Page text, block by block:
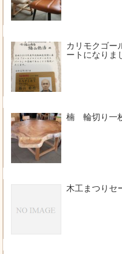
カリモクゴー
ートになりま
楠 輪切り一
木工まつりセ